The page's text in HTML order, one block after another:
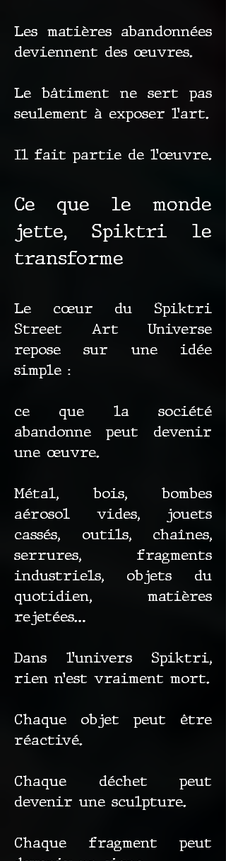
Les matières abandonnées
deviennent des œuvres.
Le bâtiment ne sert pas
seulement à exposer l’art.
Il fait partie de l’œuvre.
Ce que le monde
jette, Spiktri le
transforme
Le cœur du Spiktri
Street Art Universe
repose sur une idée
simple :
ce que la société
abandonne peut devenir
une œuvre.
Métal, bois, bombes
aérosol vides, jouets
cassés, outils, chaînes,
serrures, fragments
industriels, objets du
quotidien, matières
rejetées…
Dans l’univers Spiktri,
rien n’est vraiment mort.
Chaque objet peut être
réactivé.
Chaque déchet peut
devenir une sculpture.
Chaque fragment peut